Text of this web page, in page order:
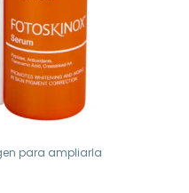
para ampliarla